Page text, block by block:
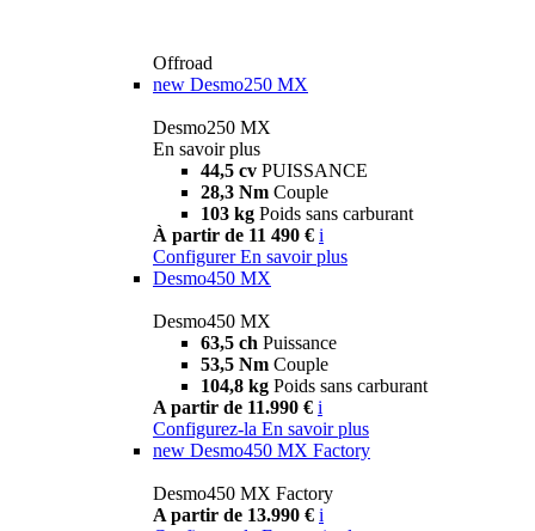
Offroad
new Desmo250 MX
Desmo250 MX
En savoir plus
44,5 cv PUISSANCE
28,3 Nm Couple
103 kg Poids sans carburant
À partir de 11 490 € i
Configurer En savoir plus
Desmo450 MX
Desmo450 MX
63,5 ch Puissance
53,5 Nm Couple
104,8 kg Poids sans carburant
A partir de 11.990 € i
Configurez-la En savoir plus
new Desmo450 MX Factory
Desmo450 MX Factory
A partir de 13.990 € i